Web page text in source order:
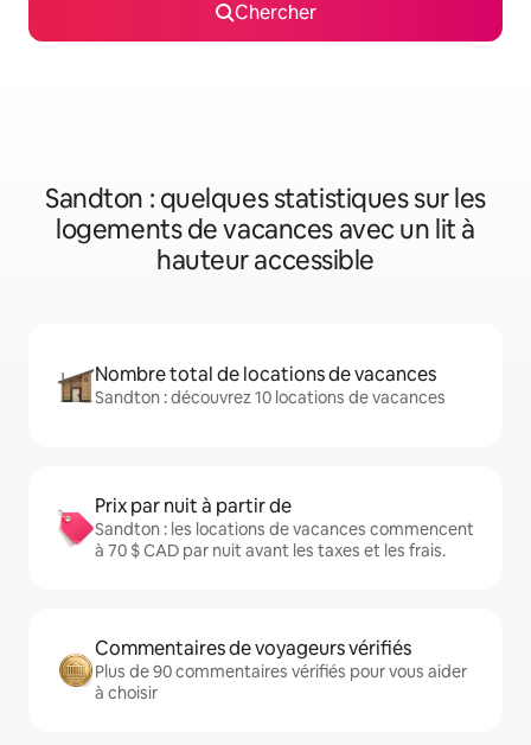
Chercher
Sandton : quelques statistiques sur les
logements de vacances avec un lit à
hauteur accessible
Nombre total de locations de vacances
Sandton : découvrez 10 locations de vacances
Prix par nuit à partir de
Sandton : les locations de vacances commencent
à 70 $ CAD par nuit avant les taxes et les frais.
Commentaires de voyageurs vérifiés
Plus de 90 commentaires vérifiés pour vous aider
à choisir